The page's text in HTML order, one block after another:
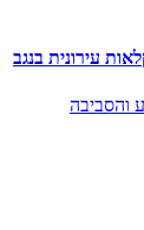
עירונית בנגב
והסביבה